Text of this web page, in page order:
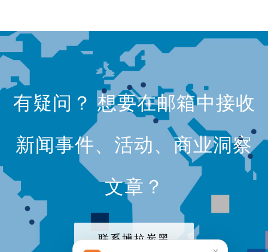
有疑问？ 想要在邮箱中接收
新闻事件、活动、商业洞察
文章？
联系博拉炭黑